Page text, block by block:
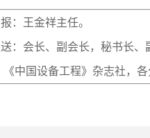
报：王金祥主任。
送：会长、副会长，秘书长、
《中国设备工程》杂志社，